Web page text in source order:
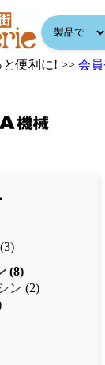
便利に! >> 会
(3)
(8)
ン (2)